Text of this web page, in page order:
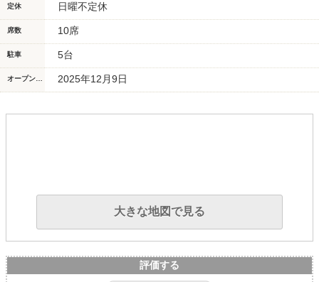
定休 日曜不定休
席数 10席
駐車 5台
2025年12月9日
大きな地図で見る
評価する